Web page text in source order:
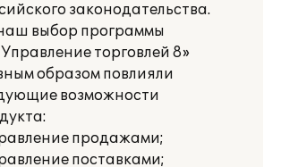
законодательства.
выбор программы
торговлей 8»
образом повлияли
возможности
продажами;
поставками;